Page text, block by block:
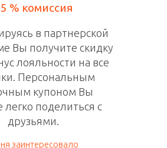
% комиссия
в партнерской
Вы получите скидку
лояльности на все
Персональным
купоном Вы
легко поделиться с
друзьями.
заинтересовало